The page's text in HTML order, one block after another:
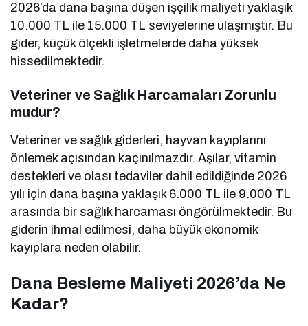
2026’da dana başına düşen işçilik maliyeti yaklaşık
10.000 TL ile 15.000 TL seviyelerine ulaşmıştır. Bu
gider, küçük ölçekli işletmelerde daha yüksek
hissedilmektedir.
Veteriner ve Sağlık Harcamaları Zorunlu
mudur?
Veteriner ve sağlık giderleri, hayvan kayıplarını
önlemek açısından kaçınılmazdır. Aşılar, vitamin
destekleri ve olası tedaviler dahil edildiğinde 2026
yılı için dana başına yaklaşık 6.000 TL ile 9.000 TL
arasında bir sağlık harcaması öngörülmektedir. Bu
giderin ihmal edilmesi, daha büyük ekonomik
kayıplara neden olabilir.
Dana Besleme Maliyeti 2026’da Ne
Kadar?